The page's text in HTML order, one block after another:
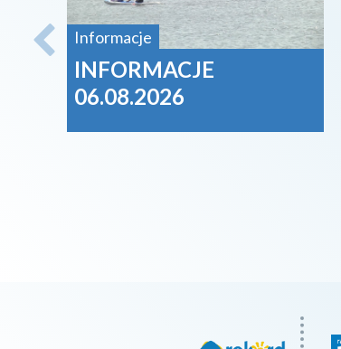
Informacje
INFORMACJE
06.08.2026